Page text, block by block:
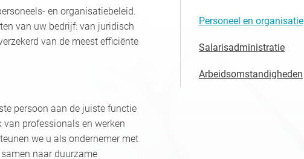
en organisatiebeleid.
van uw bedrijf: van juridisch
van de meest efficiënte
persoon aan de juiste functie
van professionals en werken
we u als ondernemer met
naar duurzame
Personeel en organisatie
Salarisadministratie
Arbeidsomstandigheden